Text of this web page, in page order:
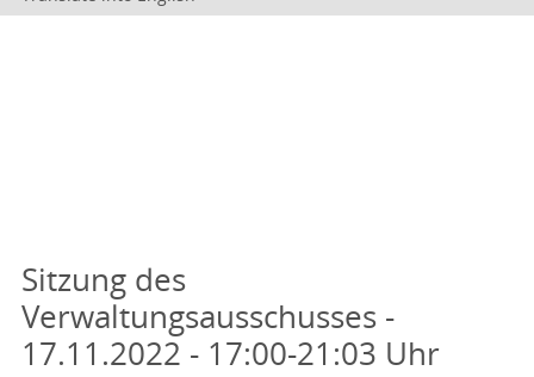
Sitzung des
Verwaltungsausschusses -
17.11.2022 - 17:00-21:03 Uhr